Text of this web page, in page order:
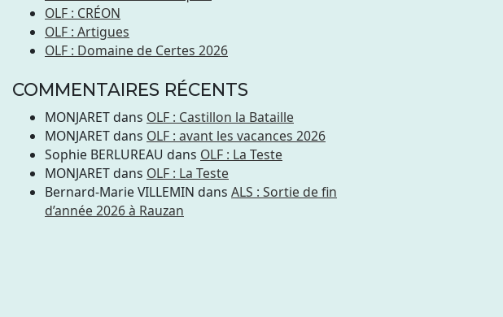
OLF : CRÉON
OLF : Artigues
OLF : Domaine de Certes 2026
COMMENTAIRES RÉCENTS
MONJARETdans OLF : Castillon la Bataille
MONJARETdans OLF : avant les vacances 2026
Sophie BERLUREAU dans OLF : La Teste
MONJARETdans OLF : La Teste
Bernard-Marie VILLEMIN dans ALS : Sortie de fin
d’année 2026 à Rauzan